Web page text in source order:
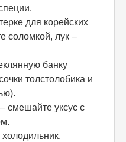
для корейских
соломкой, лук –
банку
толстолобика и
смешайте уксус с
холодильник.